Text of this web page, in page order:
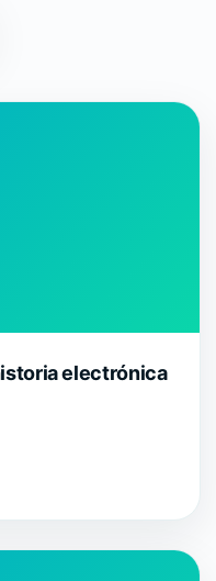
electrónica